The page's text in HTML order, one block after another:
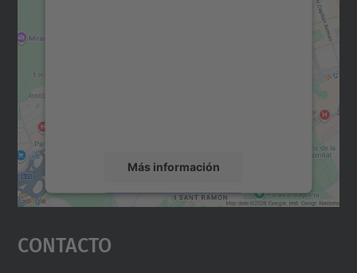
Más información
Aceptar
powered by
Contacto